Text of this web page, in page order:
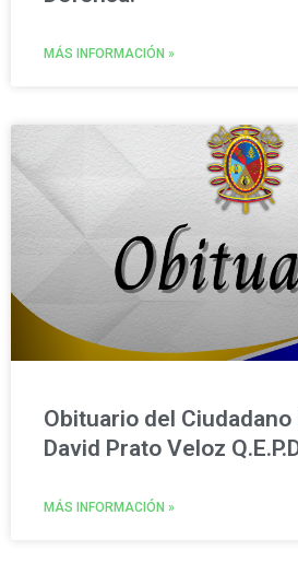
MÁS INFORMACIÓN »
Obituario del Ciudadano
David Prato Veloz
MÁS INFORMACIÓN »